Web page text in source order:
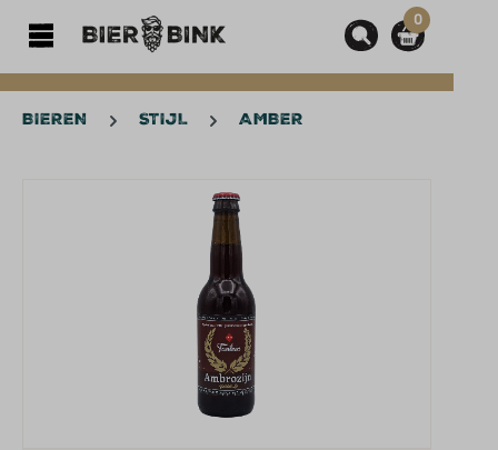
0
BIEREN STIJL AMBER
Afbeeldingengalerij overslaan